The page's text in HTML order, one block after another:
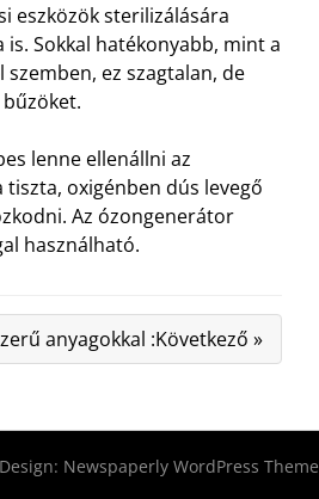
eszközök sterilizálására
Sokkal hatékonyabb, mint a
ez szagtalan, de
lenne ellenállni az
oxigénben dús levegő
Az ózongenerátor
használható.
anyagokkal :Következő »
Newspaperly WordPress Theme